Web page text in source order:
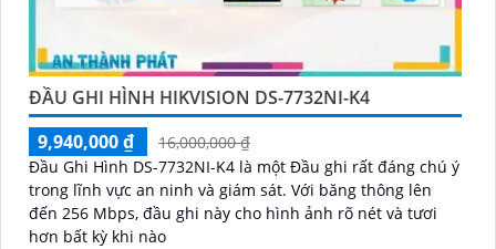
ĐẦU GHI HÌNH HIKVISION DS-7732NI-K4
9,940,000 ₫
16,000,000 ₫
Đầu Ghi Hình DS-7732NI-K4 là một Đầu ghi rất đáng chú ý
trong lĩnh vực an ninh và giám sát. Với băng thông lên
đến 256 Mbps, đầu ghi này cho hình ảnh rõ nét và tươi
hơn bất kỳ khi nào